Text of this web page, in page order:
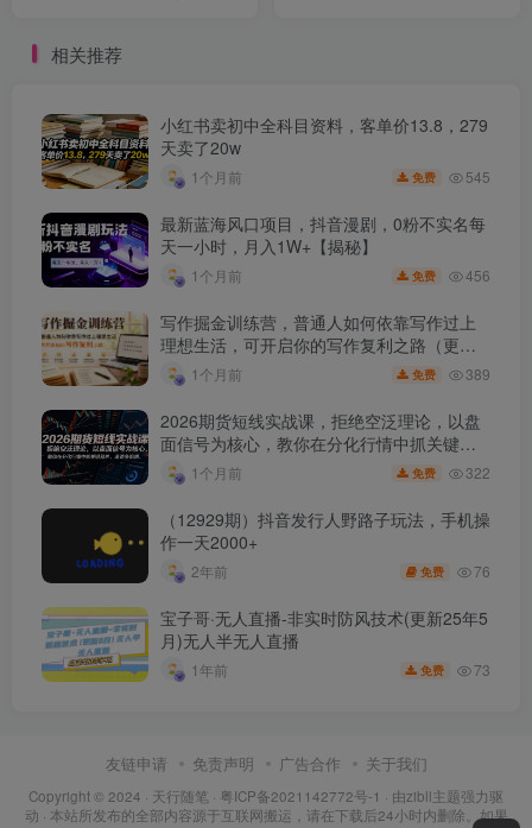
相关推荐
小红书卖初中全科目资料，客单价13.8，279
天卖了20w
1个月前 免费 545
最新蓝海风口项目，抖音漫剧，0粉不实名每
天一小时，月入1W+【揭秘】
1个月前 免费 456
写作掘金训练营，普通人如何依靠写作过上
理想生活，可开启你的写作复利之路（更新6
月） 1个月前 免费 389
2026期货短线实战课，拒绝空泛理论，以盘
面信号为核心，教你在分化行情中抓关键品
种、避诱多陷阱
1个月前 免费 322
（12929期）抖音发行人野路子玩法，手机操
作一天2000+
2年前 免费 76
宝子哥·无人直播-非实时防风技术(更新25年5
月)无人半无人直播
1年前 免费 73
友链申请 免责声明 广告合作 关于我们
Copyright © 2024 · 天行随笔 · 粤ICP备2021142772号-1 · 由zibll主题强力驱
动 · 本站所发布的全部内容源于互联网搬运，请在下载后24小时内删除。如果